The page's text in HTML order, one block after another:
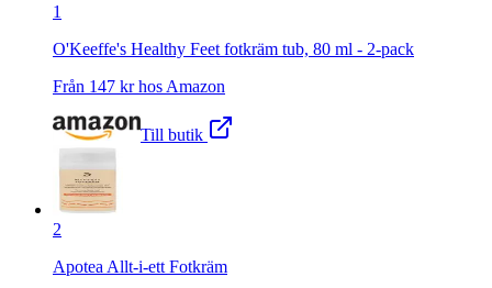
1
O'Keeffe's Healthy Feet fotkräm tub, 80 ml - 2-pack
Från 147 kr hos Amazon
Till butik
2
Apotea Allt-i-ett Fotkräm